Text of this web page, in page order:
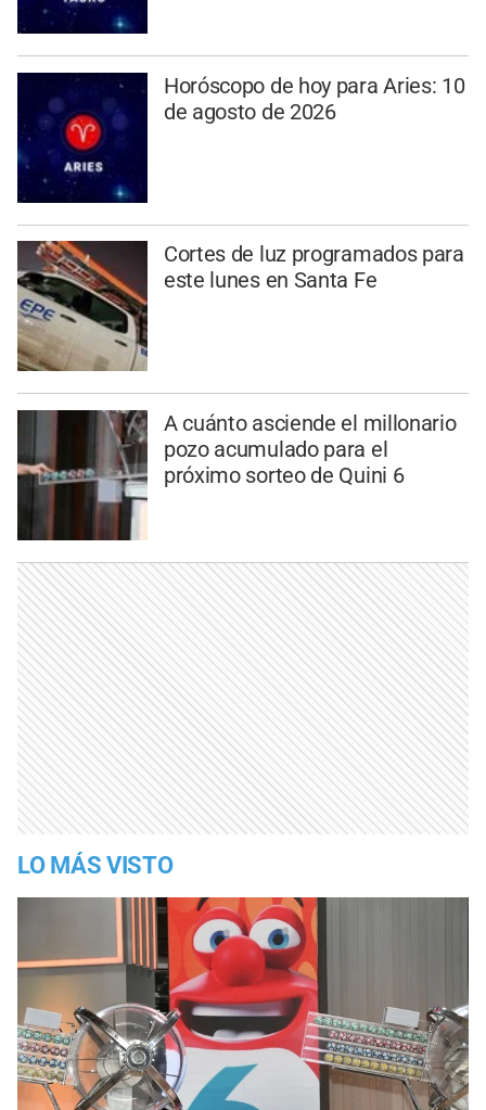
Horóscopo de hoy para Aries: 10
de agosto de 2026
Cortes de luz programados para
este lunes en Santa Fe
A cuánto asciende el millonario
pozo acumulado para el
próximo sorteo de Quini 6
LO MÁS VISTO